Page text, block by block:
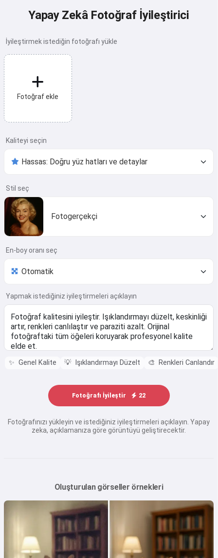
Yapay Zekâ Fotoğraf İyileştirici
İyileştirmek istediğin fotoğrafı yükle
Fotoğraf ekle
Kaliteyi seçin
Stil seç
Fotogerçekçi
En-boy oranı seç
Yapmak istediğiniz iyileştirmeleri açıklayın
✨ Genel Kalite 💡 Işıklandırmayı Düzelt 🎨 Renkleri Canlandır
Fotoğrafı İyileştir 22
Fotoğrafınızı yükleyin ve istediğiniz iyileştirmeleri açıklayın. Yapay
zeka, açıklamanıza göre görüntüyü geliştirecektir.
Oluşturulan görseller örnekleri